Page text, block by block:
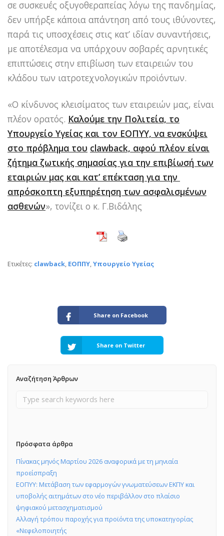
σε συσκευές οξυγοθεραπείας λόγω της πανδημίας,
δεν υπήρξε κάποια απάντηση από τους ιθύνοντες,
παρά τις υποσχέσεις στις κατ’ ιδίαν συναντήσεις,
με αποτέλεσμα να υπάρχουν σοβαρές αρνητικές
επιπτώσεις στην επιβίωση των εταιρειών του
κλάδου των ιατροτεχνολογικών προϊόντων.
«Ο κίνδυνος κλεισίματος των εταιρειών μας, είναι
πλέον ορατός. Καλούμε την Πολιτεία, το
Υπουργείο Υγείας και τον ΕΟΠΥΥ, να ενσκύψει
στο πρόβλημα του clawback, αφού πλέον είναι
ζήτημα ζωτικής σημασίας για την επιβίωσή των
εταιριών μας και κατ’ επέκταση για την
απρόσκοπτη εξυπηρέτηση των ασφαλισμένων
ασθενών», τονίζει ο κ. Γ.Βιδάλης
Ετικέτες: clawback, ΕΟΠΠΥ,Υπουργείο Υγείας
Share on Facebook
Share on Twitter
Αναζήτηση Άρθρων
Πρόσφατα άρθρα
Πίνακας μηνός Μαρτίου 2026 αναφορικά με τη μηνιαία
προείσπραξη
ΕΟΠΥΥ: Μετάβαση των εφαρμογών γνωματεύσεων ΕΚΠΥ και
υποβολής αιτημάτων στο νέο περιβάλλον στο πλαίσιο
ψηφιακού μετασχηματισμού
Αλλαγή τρόπου παροχής για προϊόντα της υποκατηγορίας
«Νεφελοποιητής